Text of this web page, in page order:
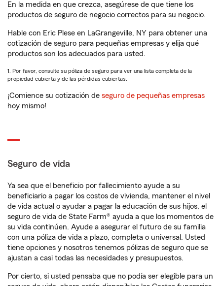
En la medida en que crezca, asegúrese de que tiene los
productos de seguro de negocio correctos para su negocio.
Hable con Eric Plese en LaGrangeville, NY para obtener una
cotización de seguro para pequeñas empresas y elija qué
productos son los adecuados para usted.
1. Por favor, consulte su póliza de seguro para ver una lista completa de la
propiedad cubierta y de las pérdidas cubiertas.
¡Comience su cotización de seguro de pequeñas empresas
hoy mismo!
Seguro de vida
Ya sea que el beneficio por fallecimiento ayude a su
beneficiario a pagar los costos de vivienda, mantener el nivel
de vida actual o ayudar a pagar la educación de sus hijos, el
seguro de vida de State Farm® ayuda a que los momentos de
su vida continúen. Ayude a asegurar el futuro de su familia
con una póliza de vida a plazo, completa o universal. Usted
tiene opciones y nosotros tenemos pólizas de seguro que se
ajustan a casi todas las necesidades y presupuestos.
Por cierto, si usted pensaba que no podía ser elegible para un